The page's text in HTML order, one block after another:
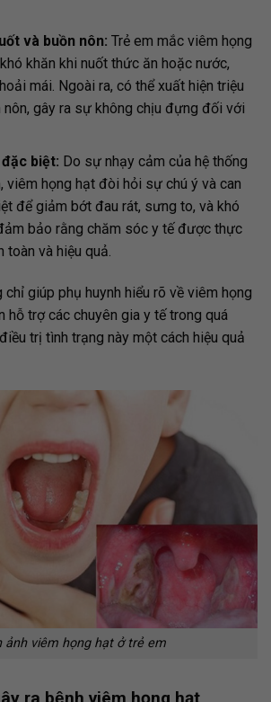
và buồn nôn: Trẻ em mắc viêm họng
khăn khi nuốt thức ăn hoặc nước,
mái. Ngoài ra, có thể xuất hiện triệu
nôn, gây ra sự không chịu đựng đối với
biệt: Do sự nhạy cảm của hệ thống
viêm họng hạt đòi hỏi sự chú ý và can
để giảm bớt đau rát, sưng to, và khó
bảo rằng chăm sóc y tế được thực
toàn và hiệu quả.
chỉ giúp phụ huynh hiểu rõ về viêm họng
hỗ trợ các chuyên gia y tế trong quá
trị tình trạng này một cách hiệu quả
ảnh viêm họng hạt ở trẻ em